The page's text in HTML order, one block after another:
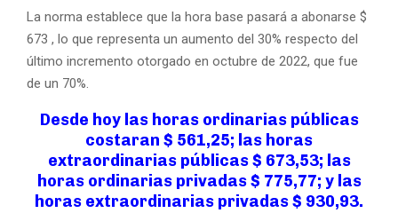
La norma establece que la hora base pasará a abonarse $
673 , lo que representa un aumento del 30% respecto del
último incremento otorgado en octubre de 2022, que fue
de un 70%.
Desde hoy las horas ordinarias públicas
costaran $ 561,25; las horas
extraordinarias públicas $ 673,53; las
horas ordinarias privadas $ 775,77; y las
horas extraordinarias privadas $ 930,93.